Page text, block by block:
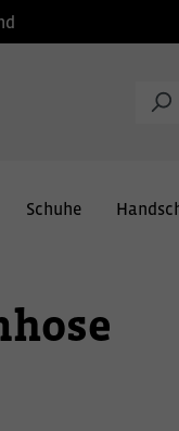
Schuhe